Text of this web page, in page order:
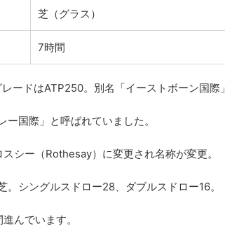
芝（グラス）
7時間
ードはATP250。別名「イーストボーン国際
ー国際」と呼ばれていました。
シー（Rothesay）に変更され名称が変更。
。シングルスドロー28、ダブルスドロー16。
んでいます。